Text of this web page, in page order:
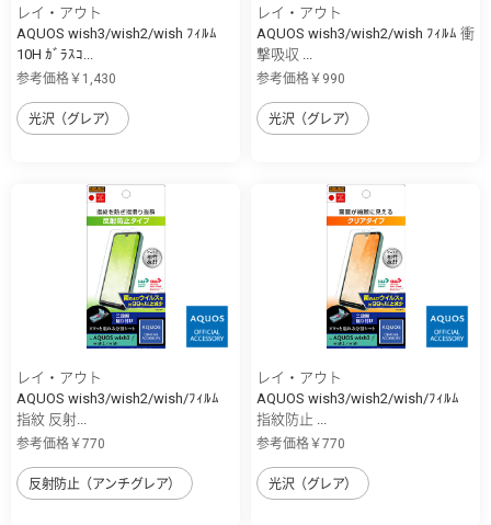
レイ・アウト
AQUOS wish3/wish2/wish ﾌｨﾙﾑ
10H ｶﾞﾗｽｺ...
参考価格￥1,430
光沢（グレア）
レイ・アウト
AQUOS wish3/wish2/wish ﾌｨﾙﾑ 衝
撃吸収 ...
参考価格￥990
光沢（グレア）
レイ・アウト
AQUOS wish3/wish2/wish/ﾌｨﾙﾑ
指紋 反射...
参考価格￥770
反射防止（アンチグレア）
レイ・アウト
AQUOS wish3/wish2/wish/ﾌｨﾙﾑ
指紋防止 ...
参考価格￥770
光沢（グレア）